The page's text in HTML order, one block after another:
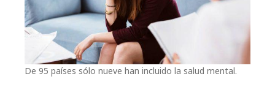
De 95 países sólo nueve han incluido la salud mental.